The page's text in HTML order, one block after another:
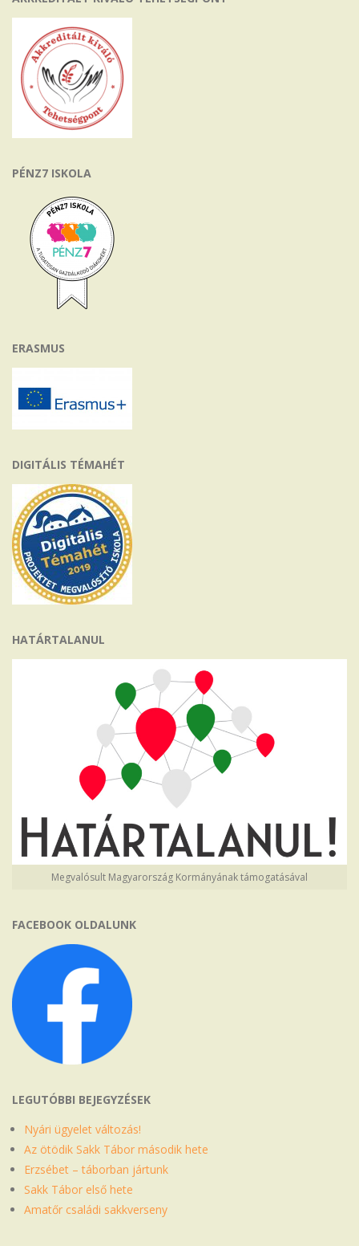
PÉNZ7 ISKOLA
ERASMUS
DIGITÁLIS TÉMAHÉT
HATÁRTALANUL
Megvalósult Magyarország Kormányának támogatásával
FACEBOOK OLDALUNK
LEGUTÓBBI BEJEGYZÉSEK
Nyári ügyelet változás!
Az ötödik Sakk Tábor második hete
Erzsébet – táborban jártunk
Sakk Tábor első hete
Amatőr családi sakkverseny